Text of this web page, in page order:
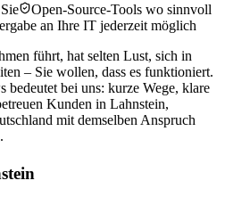
Open-Source-Tools wo sinnvoll
an Ihre IT jederzeit möglich
führt, hat selten Lust, sich in
– Sie wollen, dass es funktioniert.
bei uns: kurze Wege, klare
Kunden in Lahnstein,
mit demselben Anspruch